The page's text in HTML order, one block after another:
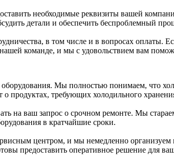
необходимые реквизиты вашей
детали и обеспечить беспроблемный
в том числе и в вопросах оплаты.
команде, и мы с удовольствием вам
Мы полностью понимаем, что
о продуктах, требующих холодильного
на ваш запрос о срочном ремонте. Мы
в кратчайшие сроки.
центром, и мы немедленно
предоставить оперативное решение для